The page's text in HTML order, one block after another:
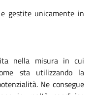
gestite unicamente in
nella misura in cui
sta utilizzando la
Ne consegue